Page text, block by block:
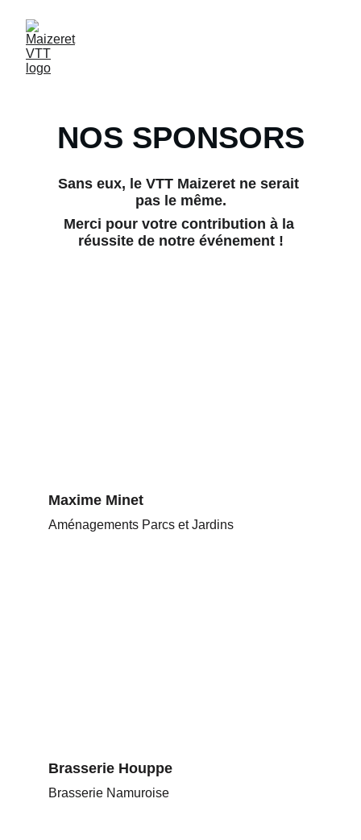
NOS SPONSORS
Sans eux, le VTT Maizeret ne serait
pas le même.
Merci pour votre contribution à la
réussite de notre événement !
Maxime Minet
Aménagements Parcs et Jardins
Brasserie Houppe
Brasserie Namuroise